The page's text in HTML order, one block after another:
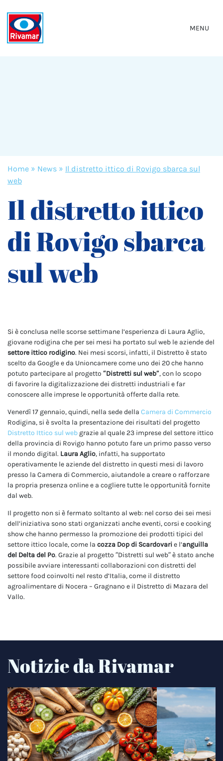
MENU
Home » News » Il distretto ittico di Rovigo sbarca sul
web
Il distretto ittico
di Rovigo sbarca
sul web
Si è conclusa nelle scorse settimane l’esperienza di Laura Aglio,
giovane rodigina che per sei mesi ha portato sul web le aziende del
settore ittico rodigino. Nei mesi scorsi, infatti, il Distretto è stato
scelto da Google e da Unioncamere come uno dei 20 che hanno
potuto partecipare al progetto “Distretti sul web”, con lo scopo
di favorire la digitalizzazione dei distretti industriali e far
conoscere alle imprese le opportunità offerte dalla rete.
Venerdì 17 gennaio, quindi, nella sede della Camera di Commercio
Rodigina, si è svolta la presentazione dei risultati del progetto
Distretto Ittico sul web grazie al quale 23 imprese del settore ittico
della provincia di Rovigo hanno potuto fare un primo passo verso
il mondo digital. Laura Aglio, infatti, ha supportato
operativamente le aziende del distretto in questi mesi di lavoro
presso la Camera di Commercio, aiutandole a creare o rafforzare
la propria presenza online e a cogliere tutte le opportunità fornite
dal web.
Il progetto non si è fermato soltanto al web: nel corso dei sei mesi
dell’iniziativa sono stati organizzati anche eventi, corsi e cooking
show che hanno permesso la promozione dei prodotti tipici del
settore ittico locale, come la cozza Dop di Scardovarie l’anguilla
del Delta del Po. Grazie al progetto “Distretti sul web” è stato anche
possibile avviare interessanti collaborazioni con distretti del
settore food coinvolti nel resto d’Italia, come il distretto
agroalimentare di Nocera – Gragnano e il Distretto di Mazara del
Vallo.
Notizie da Rivamar